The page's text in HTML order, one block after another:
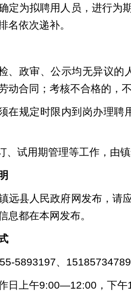
定为拟聘用人员，进行为
名依次递补。
、政审、公示均无异议的
动合同；考核不合格的，
在规定时限内到岗办理聘
、试用期管理等工作，由
远县人民政府网发布，请
息都在本网发布。
5893197、
日上午9:00—12:00，下